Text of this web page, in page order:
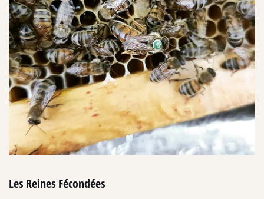
Les Reines Fécondées